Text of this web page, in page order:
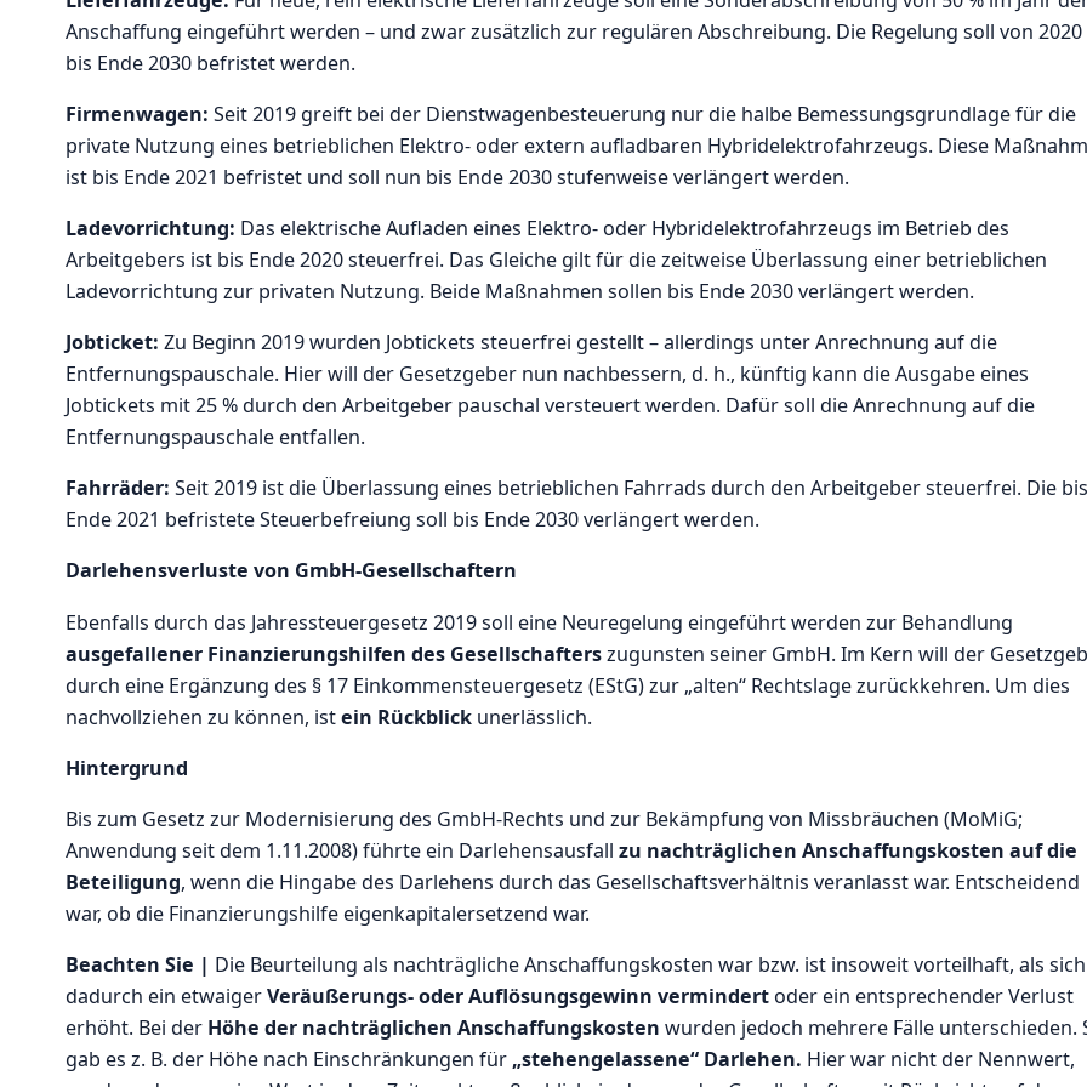
Anschaffung eingeführt werden – und zwar zusätzlich zur regulären Abschreibung. Die Regelung soll von 2020
bis Ende 2030 befristet werden.
Firmenwagen: Seit 2019 greift bei der Dienstwagenbesteuerung nur die halbe Bemessungsgrundlage für die
private Nutzung eines betrieblichen Elektro- oder extern aufladbaren Hybridelektrofahrzeugs. Diese
ist bis Ende 2021 befristet und soll nun bis Ende 2030 stufenweise verlängert werden.
Ladevorrichtung: Das elektrische Aufladen eines Elektro- oder Hybridelektrofahrzeugs im Betrieb des
Arbeitgebers ist bis Ende 2020 steuerfrei. Das Gleiche gilt für die zeitweise Überlassung einer betrieblichen
Ladevorrichtung zur privaten Nutzung. Beide Maßnahmen sollen bis Ende 2030 verlängert werden.
Jobticket: Zu Beginn 2019 wurden Jobtickets steuerfrei gestellt – allerdings unter Anrechnung auf die
Entfernungspauschale. Hier will der Gesetzgeber nun nachbessern, d. h., künftig kann die Ausgabe eines
Jobtickets mit 25 % durch den Arbeitgeber pauschal versteuert werden. Dafür soll die Anrechnung auf die
Entfernungspauschale entfallen.
Fahrräder: Seit 2019 ist die Überlassung eines betrieblichen Fahrrads durch den Arbeitgeber steuerfrei. Die bis
Ende 2021 befristete Steuerbefreiung soll bis Ende 2030 verlängert werden.
Darlehensverluste von GmbH-Gesellschaftern
Ebenfalls durch das Jahressteuergesetz 2019 soll eine Neuregelung eingeführt werden zur Behandlung
ausgefallener Finanzierungshilfen des Gesellschafterszugunsten seiner GmbH. Im Kern will der
durch eine Ergänzung des § 17 Einkommensteuergesetz (EStG) zur „alten“ Rechtslage zurückkehren. Um dies
nachvollziehen zu können, istein Rückblick unerlässlich.
Hintergrund
Bis zum Gesetz zur Modernisierung des GmbH-Rechts und zur Bekämpfung von Missbräuchen (MoMiG;
Anwendung seit dem 1.11.2008) führte ein Darlehensausfall zu nachträglichen Anschaffungskosten auf die
Beteiligung, wenn die Hingabe des Darlehens durch das Gesellschaftsverhältnis veranlasst war. Entscheidend
war, ob die Finanzierungshilfe eigenkapitalersetzend war.
Beachten Sie | Die Beurteilung als nachträgliche Anschaffungskosten war bzw. ist insoweit vorteilhaft, als sich
dadurch ein etwaigerVeräußerungs- oder Auflösungsgewinn vermindert oder ein entsprechender Verlust
erhöht. Bei der Höhe der nachträglichen Anschaffungskosten wurden jedoch mehrere Fälle unterschieden.
gab es z. B. der Höhe nach Einschränkungen für „stehengelassene“ Darlehen. Hier war nicht der Nennwert,